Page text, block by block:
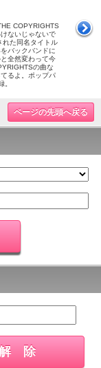
COPYRIGHTS
ないじゃないで
た同名タイトル
バックバンドに
全然変わって今
の曲な
るよ。ポップパ
。
ページの先頭へ戻る